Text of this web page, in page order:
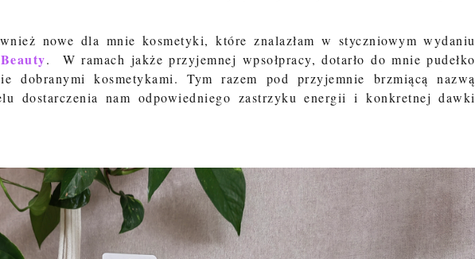
nowe dla mnie kosmetyki, które znalazłam w styczniowym wydaniu
. W ramach jakże przyjemnej wpsołpracy, dotarło do mnie pudełko
dobranymi kosmetykami. Tym razem pod przyjemnie brzmiącą nazwą
dostarczenia nam odpowiedniego zastrzyku energii i konkretnej dawki